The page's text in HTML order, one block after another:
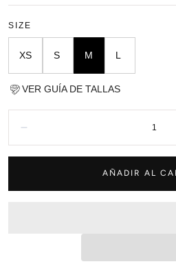
SIZE
XS S M L
VER GUÍA DE TALLAS
AÑADIR AL